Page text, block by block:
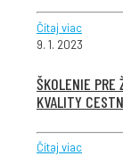
Čítaj viac
9. 1. 2023
ŠKOLENIE PRE
KVALITY
Čítaj viac